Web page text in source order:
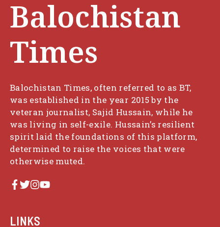
Balochistan
Times
Balochistan Times, often referred to as BT,
was established in the year 2015 by the
veteran journalist, Sajid Hussain, while he
was living in self-exile. Hussain’s resilient
spirit laid the foundations of this platform,
determined to raise the voices that were
otherwise muted.
LINKS